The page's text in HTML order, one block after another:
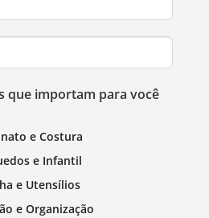
que importam para você
e Costura
e Infantil
e Utensílios
e Organização